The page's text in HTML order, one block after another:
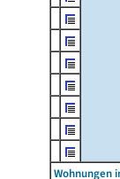
Wohnungen